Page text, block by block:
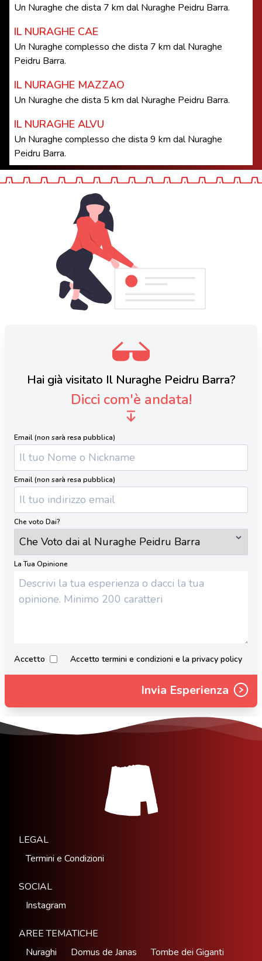
Un Nuraghe che dista 7 km dal Nuraghe Peidru Barra.
IL NURAGHE CAE
Un Nuraghe complesso che dista 7 km dal Nuraghe
Peidru Barra.
IL NURAGHE MAZZAO
Un Nuraghe che dista 5 km dal Nuraghe Peidru Barra.
IL NURAGHE ALVU
Un Nuraghe complesso che dista 9 km dal Nuraghe
Peidru Barra.
Hai già visitato Il Nuraghe Peidru Barra?
Dicci com'è andata!
Email (non sarà resa pubblica)
Email (non sarà resa pubblica)
Che voto Dai?
La Tua Opinione
Accetto Accetto termini e condizioni e la privacy policy
Invia Esperienza
LEGAL
Termini e Condizioni
SOCIAL
Instagram
AREE TEMATICHE
Nuraghi
Domus de Janas Tombe dei Giganti